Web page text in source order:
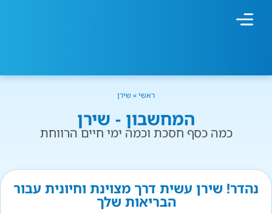
ראשי» שירן
המחשבון - שירן
כמה כסף חסכת וכמה ימי חיים הרווחת
נהדר! שירן עשית דרך מצוינת וחיונית עבור
הבריאות שלך